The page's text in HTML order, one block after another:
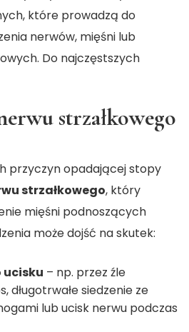
które prowadzą do
nerwów, mięśni lub
Do najczęstszych
strzałkowego
przyczyn opadającej stopy
strzałkowego, który
mięśni podnoszących
może dojść na skutek:
ucisku – np. przez źle
długotrwałe siedzenie ze
lub ucisk nerwu podczas